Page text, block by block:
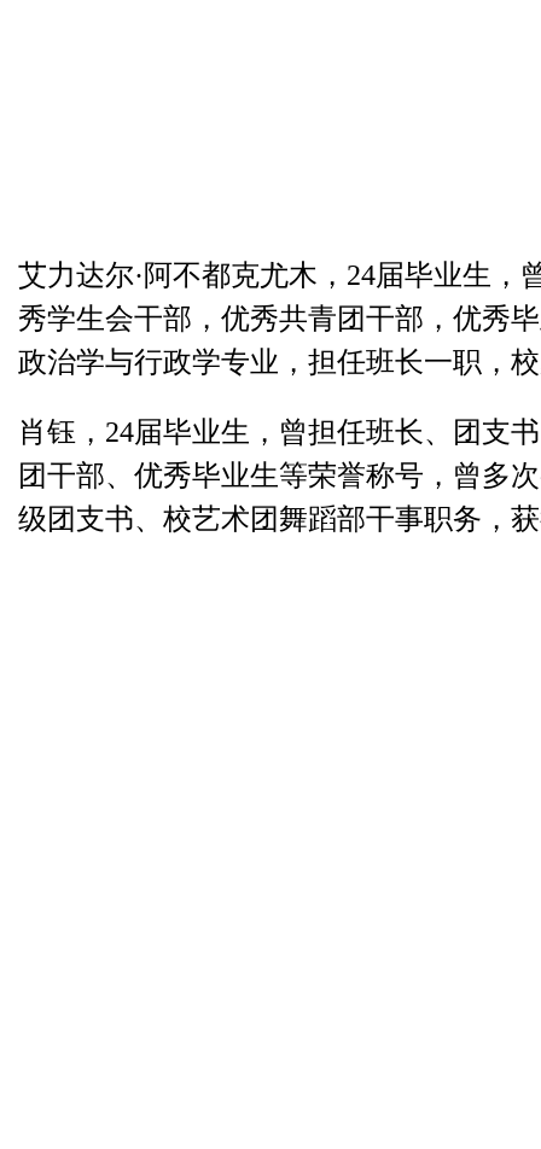
艾力达尔·阿不都克尤木， 24届毕业生，
秀学生会干部，优秀共青团干部，优秀
政治学与行政学专业，担任班长一职，
肖钰， 24届毕业生，曾担任班长、团支
团干部、优秀毕业生等荣誉称号，曾多
级团支书、校艺术团舞蹈部干事职务，